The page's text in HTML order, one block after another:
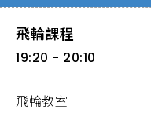
飛輪課程
19:20 - 20:10
飛輪教室